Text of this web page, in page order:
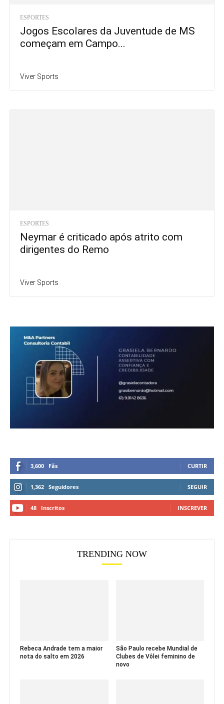
ESPORTES
Jogos Escolares da Juventude de MS
começam em Campo...
Viver Sports
ESPORTES
Neymar é criticado após atrito com
dirigentes do Remo
Viver Sports
3,600 Fãs CURTIR
1,362 Seguidores SEGUIR
48 Inscritos INSCREVER
TRENDING NOW
Rebeca Andrade tem a maior
nota do salto em 2026
São Paulo recebe Mundial de
Clubes de Vôlei feminino de
novo